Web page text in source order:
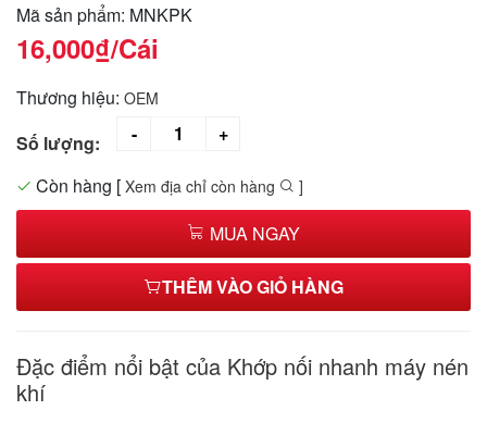
Mã sản phẩm: MNKPK
16,000₫/Cái
Thương hiệu: OEM
Số lượng:
Còn hàng [ Xem địa chỉ còn hàng ]
MUA NGAY
THÊM VÀO GIỎ HÀNG
Đặc điểm nổi bật của Khớp nối nhanh máy nén
khí